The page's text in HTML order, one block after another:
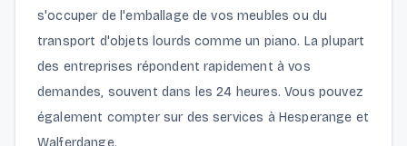
s'occuper de l'emballage de vos meubles ou du
transport d'objets lourds comme un piano. La plupart
des entreprises répondent rapidement à vos
demandes, souvent dans les 24 heures. Vous pouvez
également compter sur des services à Hesperange et
Walferdange.